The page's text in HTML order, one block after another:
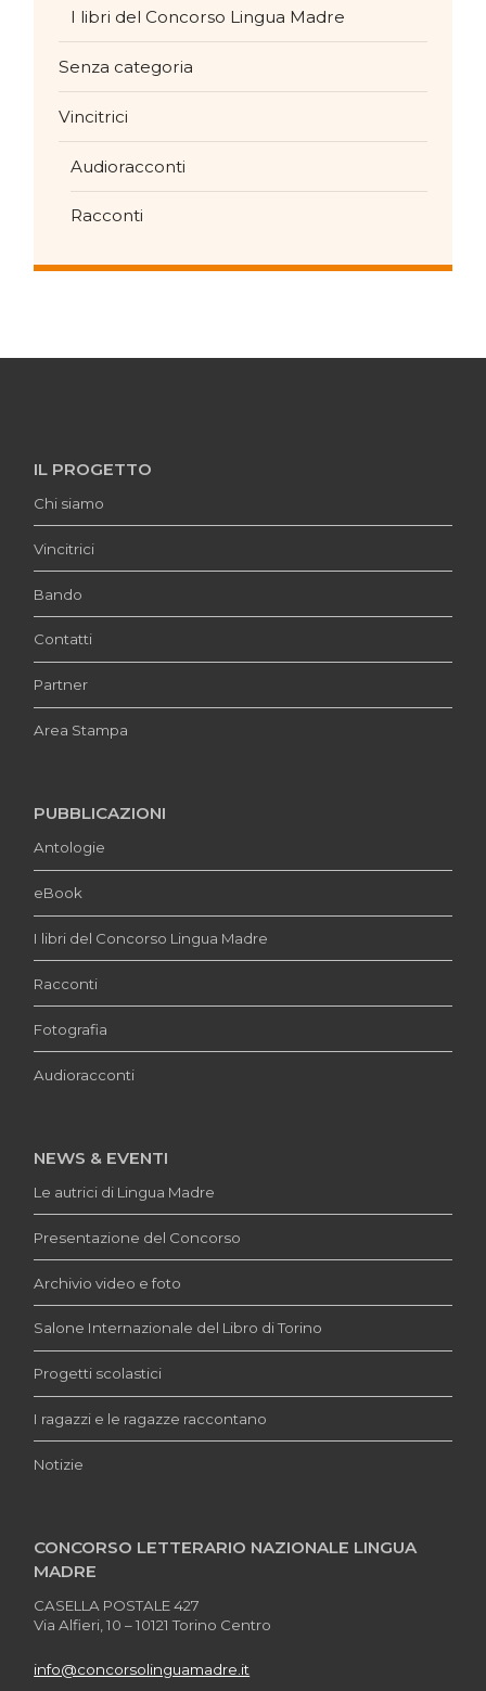
I libri del Concorso Lingua Madre
Senza categoria
Vincitrici
Audioracconti
Racconti
IL PROGETTO
Chi siamo
Vincitrici
Bando
Contatti
Partner
Area Stampa
PUBBLICAZIONI
Antologie
eBook
I libri del Concorso Lingua Madre
Racconti
Fotografia
Audioracconti
NEWS & EVENTI
Le autrici di Lingua Madre
Presentazione del Concorso
Archivio video e foto
Salone Internazionale del Libro di Torino
Progetti scolastici
I ragazzi e le ragazze raccontano
Notizie
CONCORSO LETTERARIO NAZIONALE LINGUA
MADRE
CASELLA POSTALE 427
Via Alfieri, 10 – 10121 Torino Centro
info@concorsolinguamadre.it